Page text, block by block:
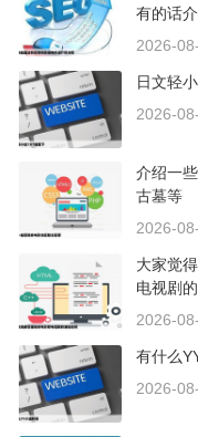
有的话
2026-
日文轻
2026-
介绍一
古墓等
2026-
大家觉
电视剧
2026-
有什么
2026-